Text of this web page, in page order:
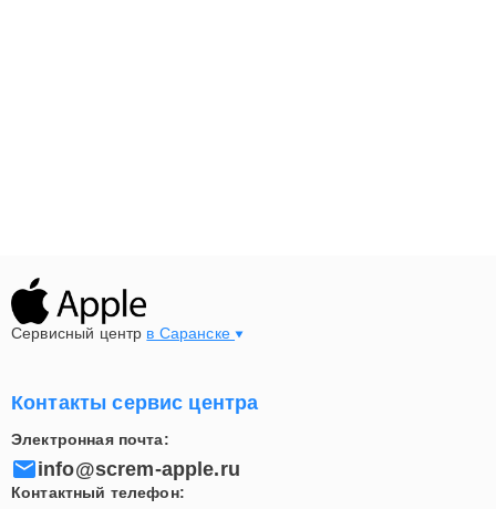
Сервисный центр в Саранске
Контакты сервис центра
Электронная почта:
info@screm-apple.ru
Контактный телефон: